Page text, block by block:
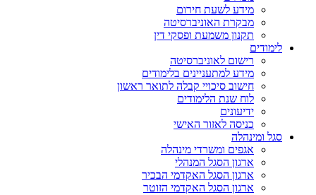
מידע לשעת חירום
מבקרת האוניברסיטה
תקנון משמעת ופסקי דין
לימודים
רישום לאוניברסיטה
מידע למתעניינים בלימודים
חישוב סיכויי קבלה לתואר ראשון
לוח שנת הלימודים
ידיעונים
כניסה לאזור האישי
סגל ומינהלה
אגפים ומשרדי מינהלה
ארגון הסגל המנהלי
ארגון הסגל האקדמי הבכיר
ארגון הסגל האקדמי הזוטר